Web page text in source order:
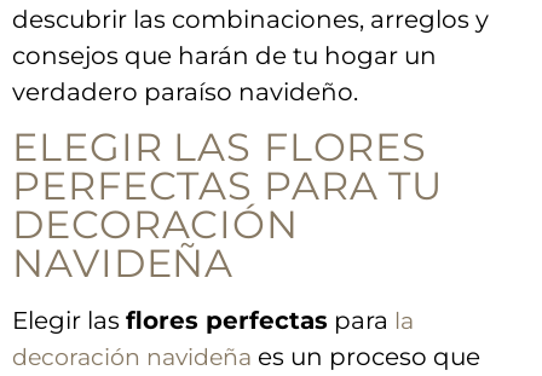
descubrir las combinaciones, arreglos ⁤y
consejos que harán ‍de⁢ tu hogar un
verdadero paraíso ⁣navideño.
ELEGIR LAS⁤ FLORES
PERFECTAS PARA TU
DECORACIÓN
NAVIDEÑA
Elegir las flores perfectas para la
decoración navideña ⁤es ⁣un proceso que